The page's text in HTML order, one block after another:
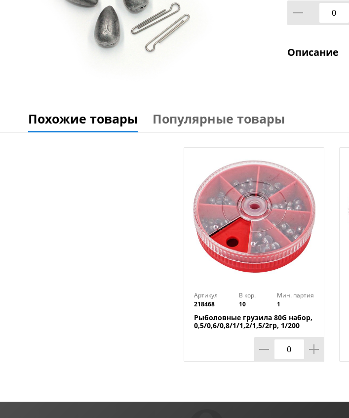
Описание
Похожие товары Популярные товары
Артикул
218468
В кор.
10
Мин. партия
1
Рыболовные грузила 80G набор,
0,5/0,6/0,8/1/1,2/1,5/2гр, 1/200